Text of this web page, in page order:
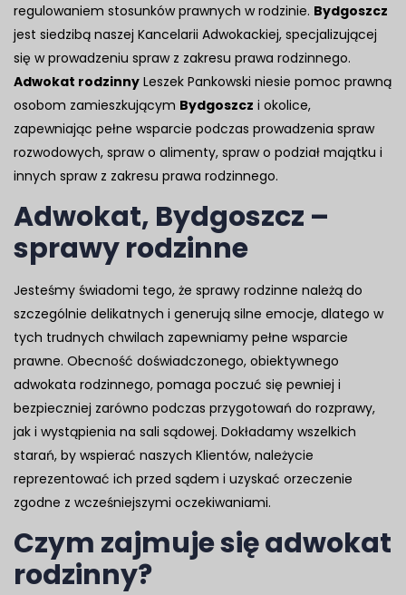
regulowaniem stosunków prawnych w rodzinie. Bydgoszcz
jest siedzibą naszej Kancelarii Adwokackiej, specjalizującej
się w prowadzeniu spraw z zakresu prawa rodzinnego.
Adwokat rodzinny Leszek Pankowski niesie pomoc prawną
osobom zamieszkującym Bydgoszcz i okolice,
zapewniając pełne wsparcie podczas prowadzenia spraw
rozwodowych, spraw o alimenty, spraw o podział majątku i
innych spraw z zakresu prawa rodzinnego.
Adwokat, Bydgoszcz –
sprawy rodzinne
Jesteśmy świadomi tego, że sprawy rodzinne należą do
szczególnie delikatnych i generują silne emocje, dlatego w
tych trudnych chwilach zapewniamy pełne wsparcie
prawne. Obecność doświadczonego, obiektywnego
adwokata rodzinnego, pomaga poczuć się pewniej i
bezpieczniej zarówno podczas przygotowań do rozprawy,
jak i wystąpienia na sali sądowej. Dokładamy wszelkich
starań, by wspierać naszych Klientów, należycie
reprezentować ich przed sądem i uzyskać orzeczenie
zgodne z wcześniejszymi oczekiwaniami.
Czym zajmuje się adwokat
rodzinny?